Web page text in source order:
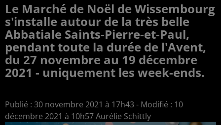
Le Marché de Noël de Wissembourg
s'installe autour de la très belle
Abbatiale Saints-Pierre-et-Paul,
pendant toute la durée de l'Avent,
du 27 novembre au 19 décembre
2021 - uniquement les week-ends.
Publié : 30 novembre 2021 à 17h43 - Modifié : 10
décembre 2021 à 10h57 Aurélie Schittly